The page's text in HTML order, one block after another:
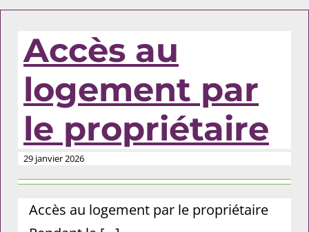
Accès au
logement par
le propriétaire
29 janvier 2026
Accès au logement par le propriétaire